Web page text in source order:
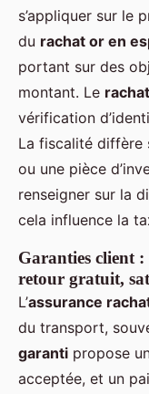
s’appliquer sur le
du rachat or en
portant sur des
montant. Le
vérification
La fiscalité diffère
ou une pièce
renseigner sur la
cela influence la
Garanties client :
retour gratuit,
L’assurance
du transport,
garanti propose
acceptée, et un